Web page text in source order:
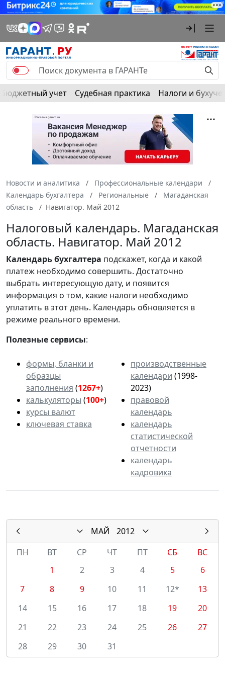
Бюджетный учет Судебная практика Налоги и
Новости и аналитика
Профессиональные календари
Календарь бухгалтера
Региональные
Магаданская
область
Навигатор. Май 2012
Налоговый календарь. Магаданская
область. Навигатор. Май 2012
Календарьбухгалтера подскажет, когда и какой
платеж необходимо совершить. Достаточно
выбрать интересующую дату, и появится
информация о том, какие налоги необходимо
уплатить в этот день. Календарь обновляется в
режиме реального времени.
Полезные сервисы:
формы, бланки и
образцы
заполнения (1267+)
калькуляторы (100+)
курсы валют
ключевая ставка
производственные
календари (1998-
2023)
правовой
календарь
календарь
статистической
отчетности
календарь
кадровика
МАЙ
2012
ПН
ВТ СР ЧТ ПТ СБ
ВС
1
2 3 4 5
6
7
8 9 10 11 12*
13
14
15 16 17 18 19
20
21
22 23 24 25 26
27
28
29 30 31